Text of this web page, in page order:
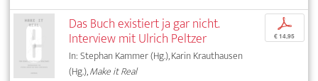
Das Buch existiert ja gar nicht.
Interview mit Ulrich Peltzer
In: Stephan Kammer (Hg.), Karin Krauthausen
(Hg.),Make it Real
p
€ 14,95